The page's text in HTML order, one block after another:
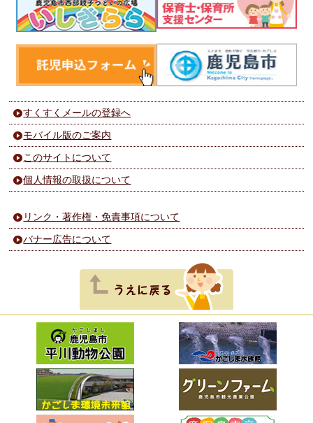
すくすくメールの登録へ
モバイル版のご案内
このサイトについて
個人情報の取扱について
リンク・著作権・免責事項について
バナー広告について